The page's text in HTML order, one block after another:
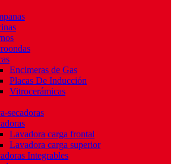
Encimeras de Gas
Placas De Inducción
Vitrocerámicas
secadoras
Lavadora carga frontal
Lavadora carga superior
Integrables